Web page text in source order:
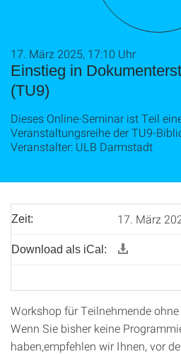
Einstieg in
(TU9)
17. März 2025, 17:10 Uhr
Dieses Online-Seminar ist Teil
Veranstaltungsreihe der TU9-
Veranstalter: ULB Darmstadt
Zeit: 17. März
Download als iCal:
Workshop für Teilnehmende
Wenn Sie bisher keine
haben,empfehlen wir Ihnen, vor